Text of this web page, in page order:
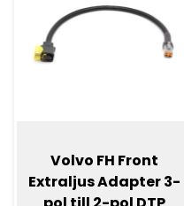
Volvo FH Front
Extraljus Adapter 3-